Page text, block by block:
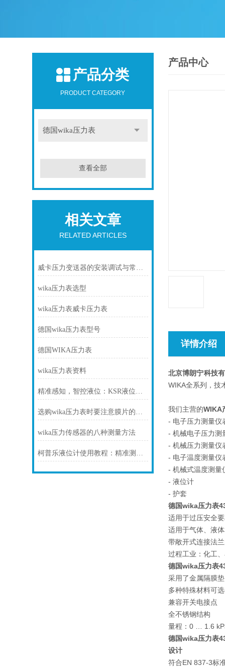
产品分类
PRODUCT CATEGORY
德国wika压力表
查看全部
相关文章
RELATED ARTICLES
威卡压力变送器的安装调试与常见故障排除
wika压力表选型
wika压力表威卡压力表
德国wika压力表型号
德国WIKA压力表
wika压力表资料
精准感知，智控液位：KSR液位计，工业储运的可靠慧眼
选购wika压力表时要注意膜片的材质
wika压力传感器的八种测量方法
柯普乐液位计使用教程：精准测量液位的实用指南
产品中心
详情介绍
北京博朗宁科技
WIKA全系列，技
我们主营的WIKA
- 电子压力测量仪
- 机械电子压力测
- 机械压力测量仪
- 电子温度测量仪
- 机械式温度测量
- 液位计
- 护套
德国wika压力表
适用于过压安全
适用于气体、液
带敞开式连接法
过程工业：化工
德国wika压力表
采用了金属隔膜
多种特殊材料可选
兼容开关电接点
全不锈钢结构
量程：0 … 1.6
德国wika压力表
设计
符合EN 837-3标